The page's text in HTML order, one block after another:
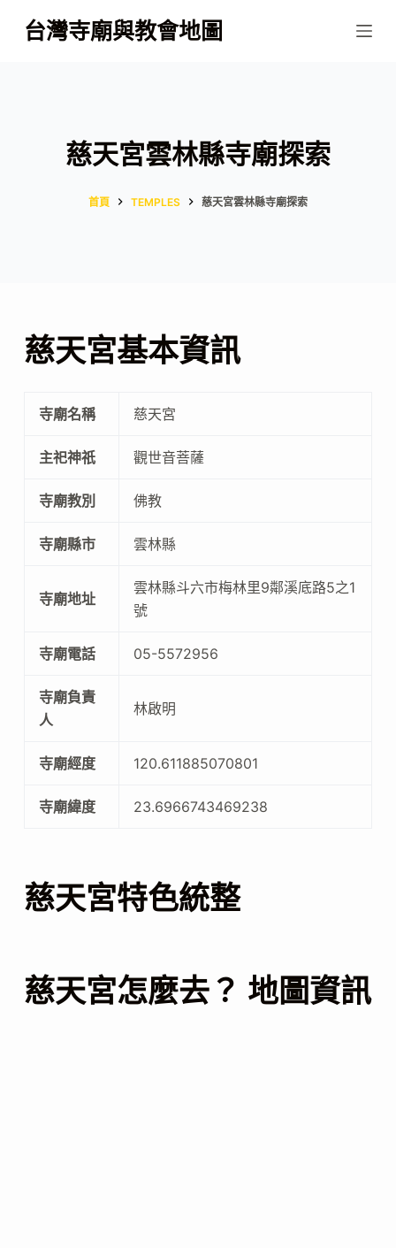
跳
至
台灣寺廟與教會地圖
慈天宮雲林縣寺廟探索
首頁 TEMPLES 慈天宮雲林縣寺廟探索
慈天宮基本資訊
寺廟名稱 慈天宮
主祀神祇 觀世音菩薩
寺廟教別 佛教
寺廟縣市 雲林縣
寺廟地址
雲林縣斗六市梅林里9鄰溪底路5之1
號
寺廟電話 05-5572956
寺廟負責
人
林啟明
寺廟經度 120.611885070801
寺廟緯度 23.6966743469238
慈天宮特色統整
慈天宮怎麼去？ 地圖資訊